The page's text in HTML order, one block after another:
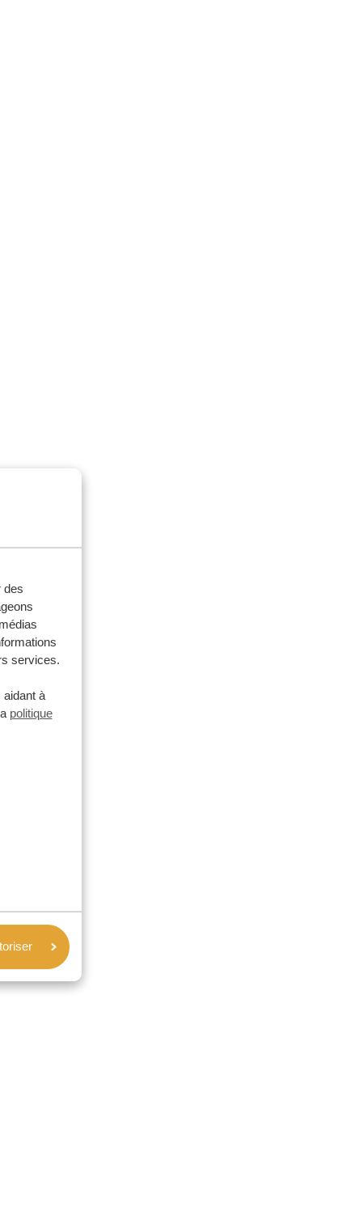
des
services.
à
politique